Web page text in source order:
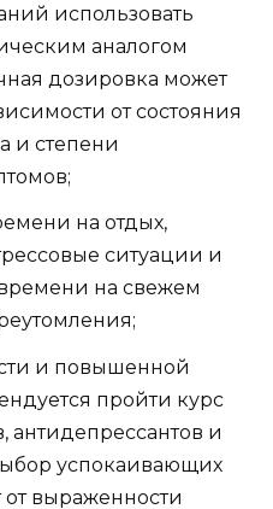
использовать
аналогом
дозировка может
от состояния
и степени
на отдых,
ситуации и
на свежем
и повышенной
пройти курс
антидепрессантов и
успокаивающих
от выраженности